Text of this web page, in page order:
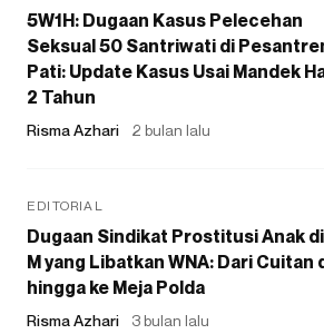
5W1H: Dugaan Kasus Pelecehan
Seksual 50 Santriwati di
Pati: Update Kasus Usai Mandek
2 Tahun
Risma Azhari 2 bulan lalu
EDITORIAL
Dugaan Sindikat Prostitusi Anak
M yang Libatkan WNA: Dari Cuitan
hingga ke Meja Polda
Risma Azhari 3 bulan lalu